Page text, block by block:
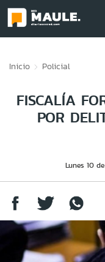
Inicio Policial
FISCALÍA
POR
Lunes 10